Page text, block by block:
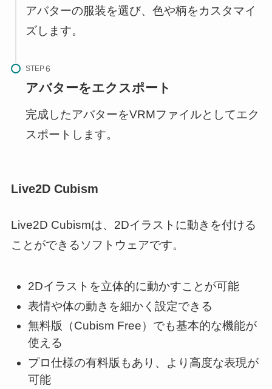
アバターの服装を選び、色や柄をカスタマイ
ズします。
STEP
アバターをエクスポート
完成したアバターをVRMファイルとしてエク
スポートします。
Live2D Cubism
Live2D Cubismは、2Dイラストに動きを付ける
ことができるソフトウェアです。
2Dイラストを立体的に動かすことが可能
表情や体の動きを細かく設定できる
無料版（Cubism Free）でも基本的な機能が
使える
プロ仕様の有料版もあり、より高度な表現が
可能